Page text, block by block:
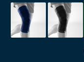
navy black